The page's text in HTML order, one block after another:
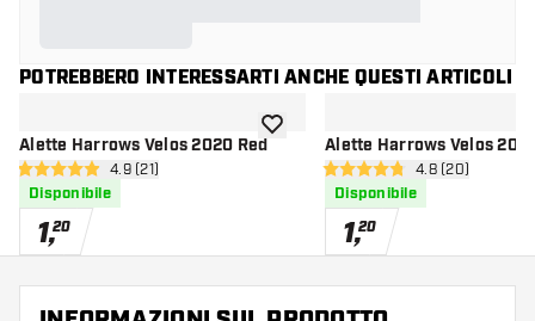
POTREBBERO INTERESSARTI ANCHE QUESTI ARTICOLI
Alette Harrows Velos 2020 Red
apri pannello recensioni
4.9 stelle di valutazione
4.9 (21)
Disponibile
1,20
aggiungi alla lista dei desideri
Alette Harrows Velos
apri pannello
4.8 stelle di valutazione
4.8 (20)
Disponibile
1,20